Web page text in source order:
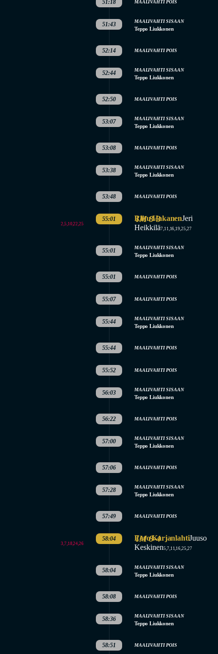
51:18 MAALIVAHTI POIS
51:43 MAALIVAHTI SISAAN
Teppo Liukkonen
52:14 MAALIVAHTI POIS
52:44 MAALIVAHTI SISAAN
Teppo Liukkonen
52:50 MAALIVAHTI POIS
53:07 MAALIVAHTI SISAAN
Teppo Liukkonen
53:08 MAALIVAHTI POIS
53:38 MAALIVAHTI SISAAN
Teppo Liukkonen
53:48 MAALIVAHTI POIS
2,5,10,22,25
55:01 IM 8-3
Riku HakanenJeri
Heikkilä7,11,16,19,25,27
55:01 MAALIVAHTI SISAAN
Teppo Liukkonen
55:01 MAALIVAHTI POIS
55:07 MAALIVAHTI POIS
55:44 MAALIVAHTI SISAAN
Teppo Liukkonen
55:44 MAALIVAHTI POIS
55:52 MAALIVAHTI POIS
56:03 MAALIVAHTI SISAAN
Teppo Liukkonen
56:22 MAALIVAHTI POIS
57:00 MAALIVAHTI SISAAN
Teppo Liukkonen
57:06 MAALIVAHTI POIS
57:28 MAALIVAHTI SISAAN
Teppo Liukkonen
57:49 MAALIVAHTI POIS
3,7,18,24,26
58:04 IM 8-4
Eero KarjanlahtiJuuso
Keskinen5,7,11,16,25,27
58:04 MAALIVAHTI SISAAN
Teppo Liukkonen
58:08 MAALIVAHTI POIS
58:36 MAALIVAHTI SISAAN
Teppo Liukkonen
58:51 MAALIVAHTI POIS